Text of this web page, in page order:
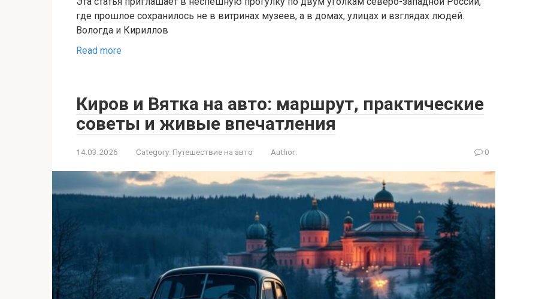
где прошлое сохранилось не в витринах музеев, а в домах, улицах и взглядах людей.
Вологда и Кириллов
Read more
Киров и Вятка на авто: маршрут, практические
советы и живые впечатления
14.03.2026 Category: Путешествие на авто Author: 0